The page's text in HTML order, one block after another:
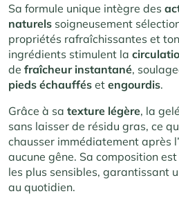
Sa formule unique intègre des
naturels soigneusement
propriétés rafraîchissantes et
ingrédients stimulent la
de fraîcheur instantané,
pieds échauffés et engourdis.
Grâce à sa texture légère, la
sans laisser de résidu gras, ce
chausser immédiatement après
aucune gêne. Sa composition
les plus sensibles, garantissant
au quotidien.